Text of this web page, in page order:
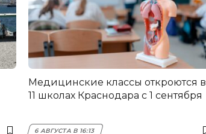
Медицинские классы откроются в
11 школах Краснодара с 1 сентября
6 АВГУСТА В 16:13